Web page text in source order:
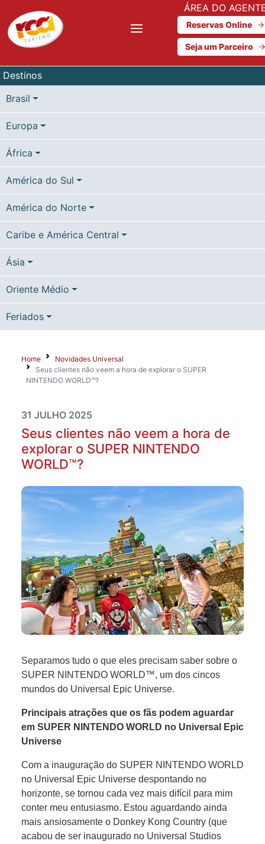
ÁREA DO
Reservas Online
Seja um Parceiro
Destinos
Brasil
Europa
África
América do Sul
América do Norte
Caribe e América Central
Ásia
Oriente Médio
Feriados
Home
Novidades Universal
Seus clientes não veem a hora de explorar o SUPER
NINTENDO WORLD™?
31 JULHO 2025
Seus clientes não veem a hora de
explorar o SUPER NINTENDO
WORLD™?
Separamos tudo o que eles precisam saber sobre o
SUPER NINTENDO WORLD™, um dos cincos
mundos do Universal Epic Universe.
Principais atrações que os fãs podem aguardar
em SUPER NINTENDO WORLD no Universal Epic
Universe
Com a inauguração do SUPER NINTENDO WORLD
no Universal Epic Universe despontando no
horizonte, se tornou cada vez mais difícil para mim
conter meu entusiasmo. Estou aguardando ainda
mais ansiosamente o Donkey Kong Country (que
acabou de ser inaugurado no Universal Studios